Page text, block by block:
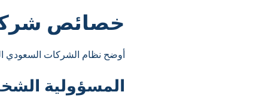
خصائص
أوضح نظام الشركات السعودي
المسؤولية